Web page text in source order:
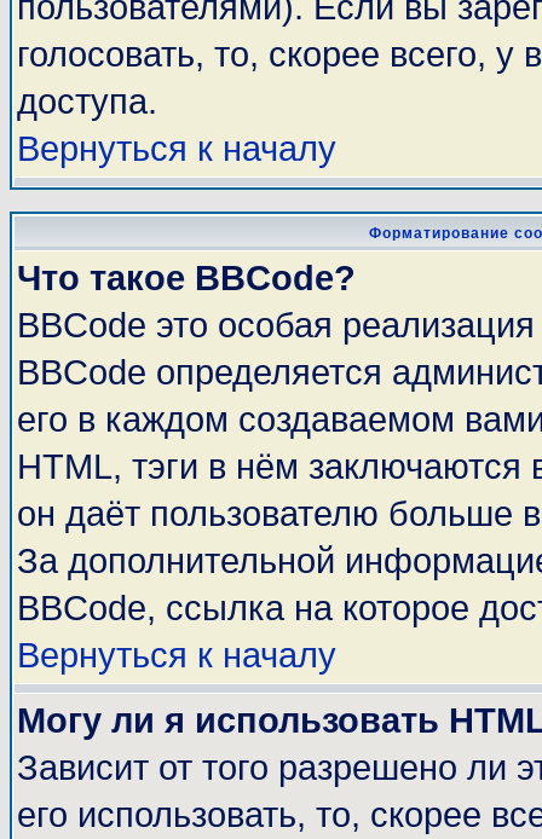
голосовать, то, скорее всего,
доступа.
Вернуться к началу
Форматирование
Что такое BBCode?
BBCode это особая
BBCode определяется
его в каждом создаваемом
HTML, тэги в нём заключаются
он даёт пользователю больше
За дополнительной
BBCode, ссылка на которое
Вернуться к началу
Могу ли я использовать
Зависит от того разрешено ли
его использовать, то, скорее